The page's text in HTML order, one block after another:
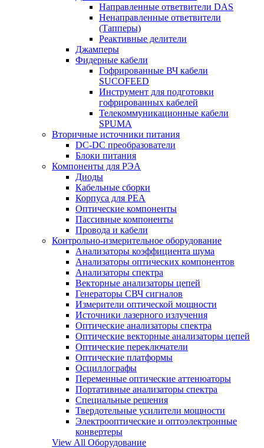
Направленные ответвители DAS
Ненаправленные ответвители
(Тапперы)
Реактивные делители
Джамперы
Фидерные кабели
Гофрированные ВЧ кабели
SUCOFEED
Инструмент для подготовки
гофрированных кабелей
Телекоммуникационные кабели
SPUMA
Вторичные источники питания
DC-DC преобразователи
Блоки питания
Компоненты для РЭА
Диоды
Кабельные сборки
Корпуса для РЕА
Оптические компоненты
Пассивные компоненты
Провода и кабели
Контрольно-измерительное оборудование
Анализаторы коэффициента шума
Анализаторы оптических компонентов
Анализаторы спектра
Векторные анализаторы цепей
Генераторы СВЧ сигналов
Измерители оптической мощности
Источники лазерного излучения
Оптические анализаторы спектра
Оптические векторные анализаторы цепей
Оптические переключатели
Оптические платформы
Осциллографы
Переменные оптические аттенюаторы
Портативные анализаторы спектра
Специальные решения
Твердотельные усилители мощности
Электрооптические и оптоэлектронные
конвертеры
View All Оборудование